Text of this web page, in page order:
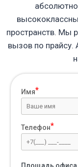
абсолютно
пространств. Мы
вызов по прайсу.
Имя
Телефон